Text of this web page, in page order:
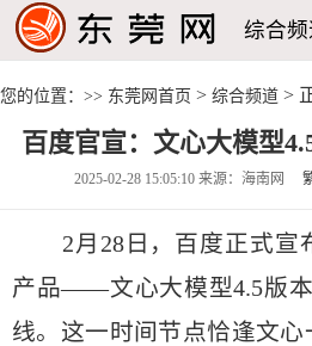
综合频
您的位置：>> 东莞网首页 > 综合频道 >
百度官宣：文心大模型
2025-02-28 15:05:10 来源：海南网
2月28日，百度正式宣
产品——文心大模型4.5版
线。这一时间节点恰逢文